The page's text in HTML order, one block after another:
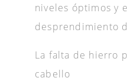
niveles óptimos y
desprendimiento
La falta de hierro
cabello